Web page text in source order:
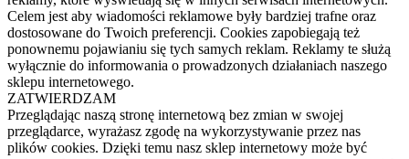
Celem jest aby wiadomości reklamowe były bardziej trafne oraz
dostosowane do Twoich preferencji. Cookies zapobiegają też
ponownemu pojawianiu się tych samych reklam. Reklamy te służą
wyłącznie do informowania o prowadzonych działaniach naszego
sklepu internetowego.
ZATWIERDZAM
Przeglądając naszą stronę internetową bez zmian w swojej
przeglądarce, wyrażasz zgodę na wykorzystywanie przez nas
plików cookies. Dzięki temu nasz sklep internetowy może być